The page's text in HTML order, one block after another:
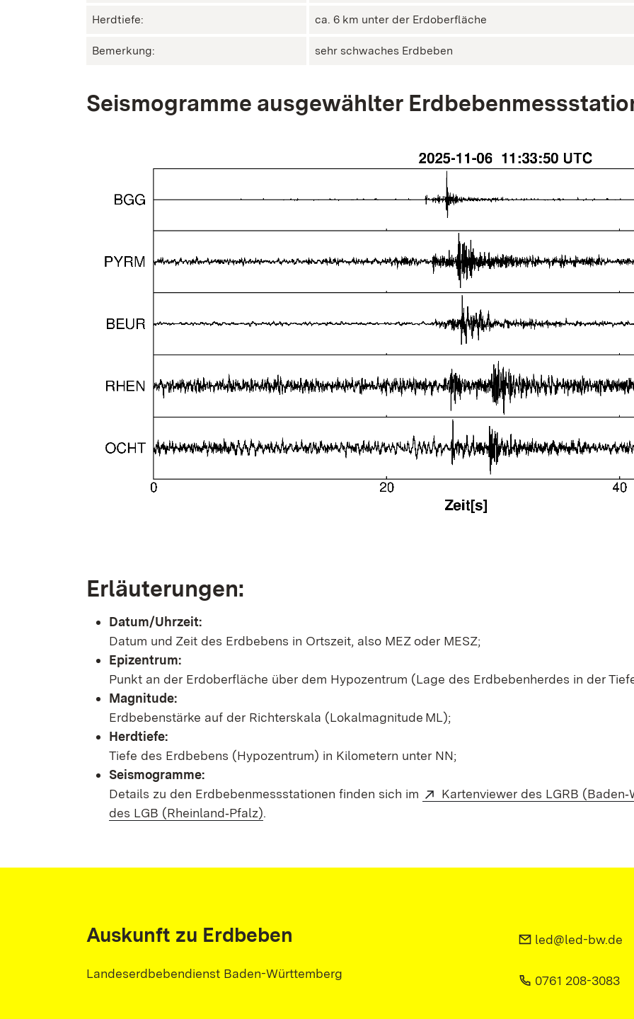
Herdtiefe: ca. 6 km unter der Erdoberfläche
Bemerkung: sehr schwaches Erdbeben
Seismogramme ausgewählter
Erläuterungen:
Datum/Uhrzeit:
Datum und Zeit des Erdbebens in Ortszeit, also MEZ oder MESZ;
Epizentrum:
Punkt an der Erdoberfläche über dem Hypozentrum (Lage des Erdbebenherdes in der
Magnitude:
Erdbebenstärke auf der Richterskala (Lokalmagnitude ML);
Herdtiefe:
Tiefe des Erdbebens (Hypozentrum) in Kilometern unter NN;
Seismogramme:
Details zu den Erdbebenmessstationen finden sich im
Kartenviewer des LGRB
des LGB (Rheinland‑Pfalz).
Auskunft zu Erdbeben
Landeserdbebendienst Baden-Württemberg
led@led-bw.de
0761 208-3083